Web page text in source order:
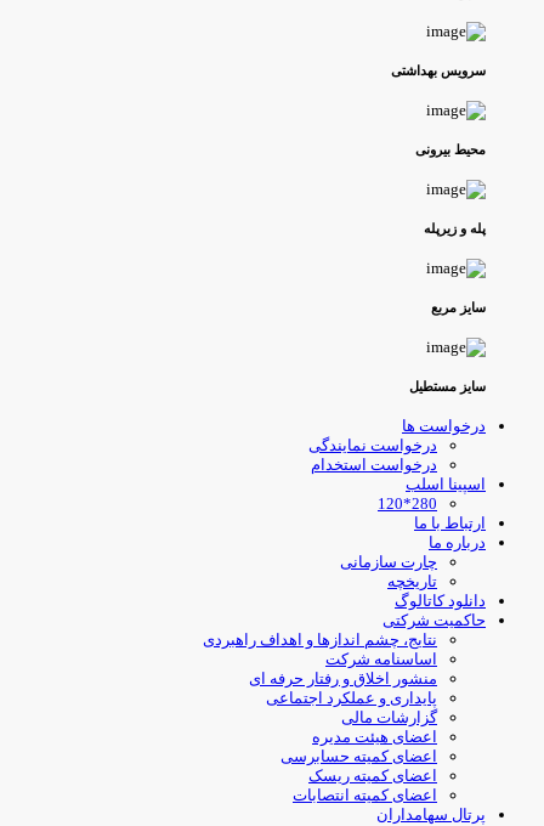
سرویس بهداشتی
محیط بیرونی
پله و زیرپله
سایز مربع
سایز مستطیل
درخواست ها
درخواست نمایندگی
درخواست استخدام
اسپینا اسلب
280*120
ارتباط با ما
درباره ما
چارت سازمانی
تاریخچه
دانلود کاتالوگ
حاکمیت شرکتی
نتایج، چشم اندازها و اهداف راهبردی
اساسنامه شرکت
منشور اخلاق و رفتار حرفه ای
پایداری و عملکرد اجتماعی
گزارشات مالی
اعضای هیئت مدیره
اعضای کمیته حسابرسی
اعضای کمیته ریسک
اعضای کمیته انتصابات
پرتال سهامداران